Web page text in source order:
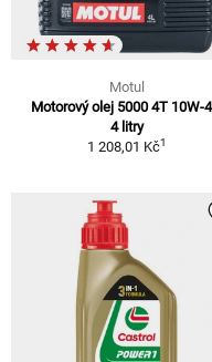
Motul
Motorový olej 5000 4T 10W-
4 litry
1 208,01 Kč1